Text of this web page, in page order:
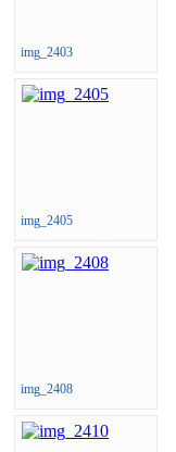
img_2403
img_2405
img_2408